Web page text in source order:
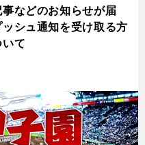
などのお知らせが届
シュ通知を受け取る方
て